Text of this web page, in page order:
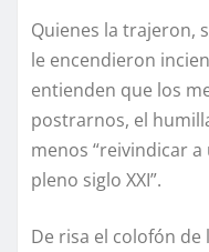
Quienes la trajeron,
le encendieron
entienden que los
postrarnos, el
menos “reivindicar
pleno siglo XXI”.
De risa el colofón de